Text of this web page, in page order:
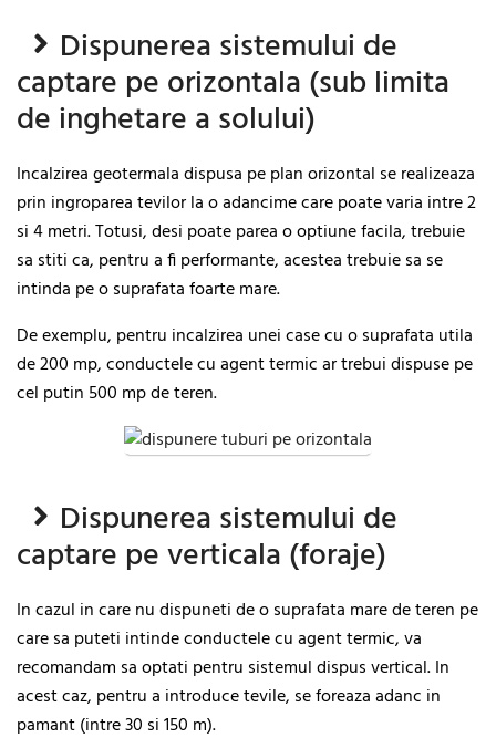
Dispunerea sistemului de
captare pe orizontala (sub limita
de inghetare a solului)
Incalzirea geotermala dispusa pe plan orizontal se realizeaza
prin ingroparea tevilor la o adancime care poate varia intre 2
si 4 metri. Totusi, desi poate parea o optiune facila, trebuie
sa stiti ca, pentru a fi performante, acestea trebuie sa se
intinda pe o suprafata foarte mare.
De exemplu, pentru incalzirea unei case cu o suprafata utila
de 200 mp, conductele cu agent termic ar trebui dispuse pe
cel putin 500 mp de teren.
Dispunerea sistemului de
captare pe verticala (foraje)
In cazul in care nu dispuneti de o suprafata mare de teren pe
care sa puteti intinde conductele cu agent termic, va
recomandam sa optati pentru sistemul dispus vertical. In
acest caz, pentru a introduce tevile, se foreaza adanc in
pamant (intre 30 si 150 m).